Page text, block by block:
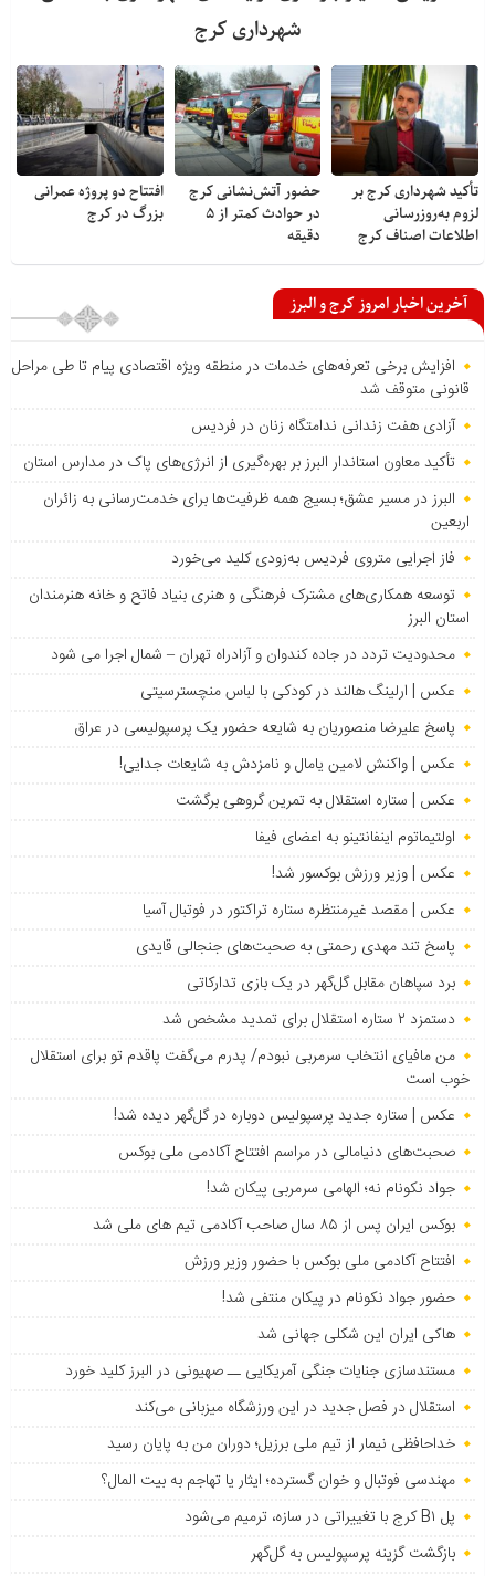
شهرداری کرج
تأکید شهرداری کرج بر
لزوم به‌روزرسانی
اطلاعات اصناف کرج
حضور آتش‌نشانی کرج
در حوادث کمتر از ۵
دقیقه
افتتاح دو پروژه عمرانی
بزرگ در کرج
آخرین اخبار امروز کرج و البرز
افزایش برخی تعرفه‌های خدمات در منطقه ویژه اقتصادی پیام تا طی مراحل
قانونی متوقف شد
آزادی هفت زندانی ندامتگاه زنان در فردیس
تأکید معاون استاندار البرز بر بهره‌گیری از انرژی‌های پاک در مدارس استان
البرز در مسیر عشق؛ بسیج همه ظرفیت‌ها برای خدمت‌رسانی به زائران
اربعین
فاز اجرایی متروی فردیس به‌زودی کلید می‌خورد
توسعه همکاری‌های مشترک فرهنگی و هنری بنیاد فاتح و خانه هنرمندان
استان البرز
محدودیت تردد در جاده کندوان و آزادراه تهران – شمال اجرا می شود
عکس | ارلینگ هالند در کودکی با لباس منچسترسیتی
پاسخ علیرضا منصوریان به شایعه حضور یک پرسپولیسی در عراق
عکس | واکنش لامین یامال و نامزدش به شایعات جدایی!
عکس | ستاره استقلال به تمرین گروهی برگشت
اولتیماتوم اینفانتینو به اعضای فیفا
عکس | وزیر ورزش بوکسور شد!
عکس | مقصد غیرمنتظره ستاره تراکتور در فوتبال آسیا
پاسخ تند مهدی رحمتی به صحبت‌های جنجالی قایدی
برد سپاهان مقابل گل‌گهر در یک بازی تدارکاتی
دستمزد ۲ ستاره استقلال برای تمدید مشخص شد
من مافیای انتخاب سرمربی نبودم/ پدرم می‌گفت پاقدم تو برای استقلال
خوب است
عکس | ستاره جدید پرسپولیس دوباره در گل‌گهر دیده شد!
صحبت‌های دنیامالی در مراسم افتتاح آکادمی ملی بوکس
جواد نکونام نه؛ الهامی سرمربی پیکان شد!
بوکس ایران پس از ۸۵ سال صاحب آکادمی تیم های ملی شد
افتتاح آکادمی ملی بوکس با حضور وزیر ورزش
حضور جواد نکونام در پیکان منتفی شد!
هاکی ایران این شکلی جهانی شد
مستندسازی جنایات جنگی آمریکایی ــ صهیونی در البرز کلید خورد
استقلال در فصل جدید در این ورزشگاه میزبانی می‌کند
خداحافظی نیمار از تیم ملی برزیل؛ دوران من به پایان رسید
مهندسی فوتبال و خوان گسترده؛ ایثار یا تهاجم به بیت المال؟
پل B۱ کرج با تغییراتی در سازه، ترمیم می‌شود
بازگشت گزینه پرسپولیس به ‌گل‌گهر